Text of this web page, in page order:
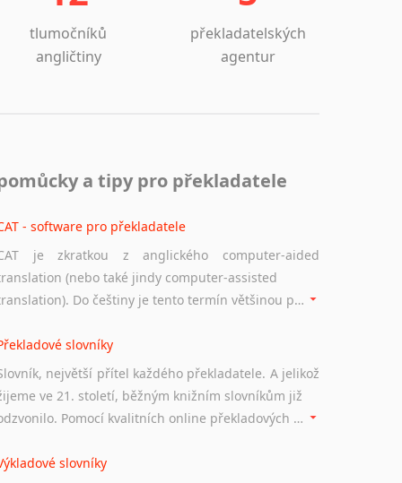
tlumočníků
angličtiny
překladatelských
agentur
a tipy pro překladatele
- software pro překladatele
je zkratkou z anglického computer-aided
(nebo také jindy computer-assisted
translation). Do češtiny je tento termín většinou překládán jako počítačem podporovaný překlad či překlad podporovaný počítačem. Nástroje CAT ukládají překládané fráze a při dalším překladu vám je automaticky nabízejí, takže se již nemusíte zdržovat s jejich dalším překládáním.
slovníky
největší přítel každého překladatele. A jelikož
ve 21. století, běžným knižním slovníkům již
odzvonilo. Pomocí kvalitních online překladových slovníků již nemusíte únavně listovat alfabetickým schématem uspořádání, stačí napsat vstupní frázi a dřív, než řeknete švec, vyskočí vám hledaný výraz.
slovníky